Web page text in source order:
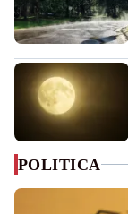
POLITICA